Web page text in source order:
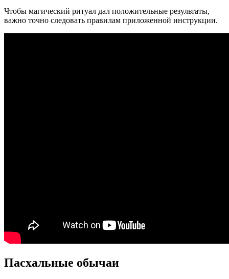
Чтобы магический ритуал дал положительные результаты,
важно точно следовать правилам приложенной инструкции.
Пасхальные обычаи